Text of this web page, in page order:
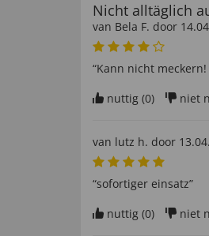
Nicht alltäglich
van Bela F. door
“Kann nicht
nuttig (0) niet
van lutz h. door
“sofortiger einsatz”
nuttig (0) niet